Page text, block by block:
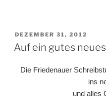
VERÖFFENTLICHT
AM
DEZEMBER 31, 2012
Auf ein gutes
Die Friedenauer
ins
und alles